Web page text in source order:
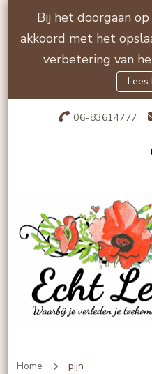
Bij het doorgaan
akkoord met het
verbetering van
Lees
06-83614777
Echt-
Home pijn